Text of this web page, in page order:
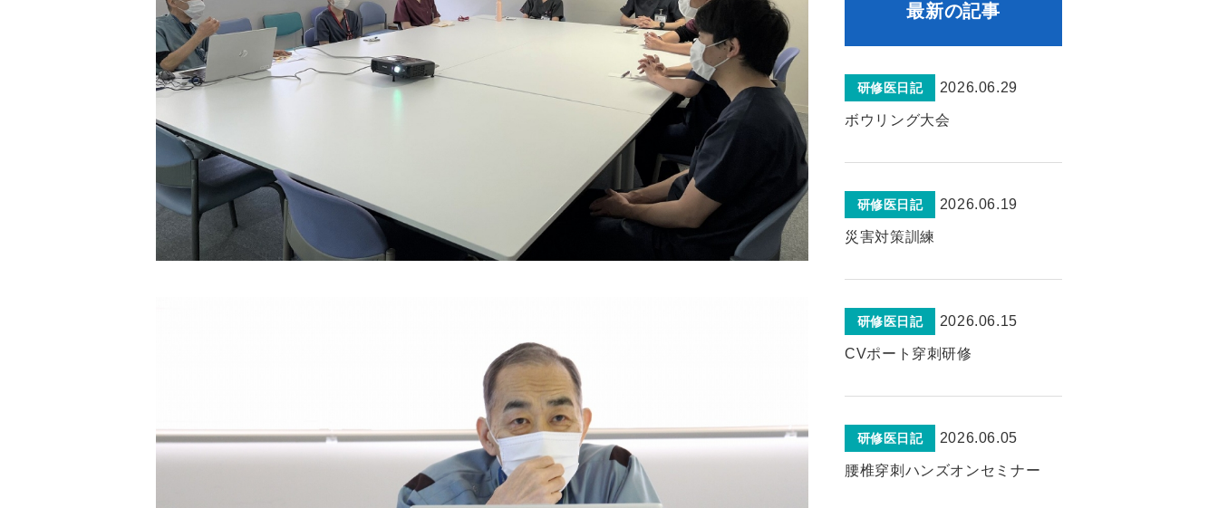
最新の記事
研修医日記 2026.06.29
ボウリング大会
研修医日記 2026.06.19
災害対策訓練
研修医日記 2026.06.15
CVポート穿刺研修
研修医日記 2026.06.05
腰椎穿刺ハンズオンセミナー